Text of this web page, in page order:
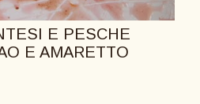
E PESCHE
E AMARETTO